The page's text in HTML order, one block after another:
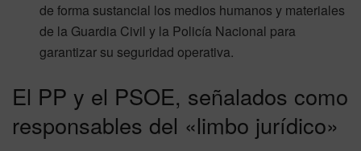
de forma sustancial los medios humanos y materiales
de la Guardia Civil y la Policía Nacional para
garantizar su seguridad operativa.
El PP y el PSOE, señalados como
responsables del «limbo jurídico»